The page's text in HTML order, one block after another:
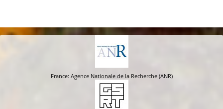
France: Agence Nationale de la Recherche (ANR)